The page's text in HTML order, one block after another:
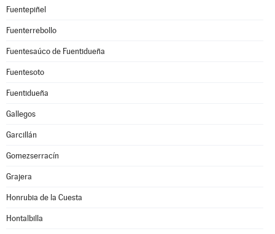
Fuentepiñel
Fuenterrebollo
Fuentesaúco de Fuentidueña
Fuentesoto
Fuentidueña
Gallegos
Garcillán
Gomezserracín
Grajera
Honrubia de la Cuesta
Hontalbilla